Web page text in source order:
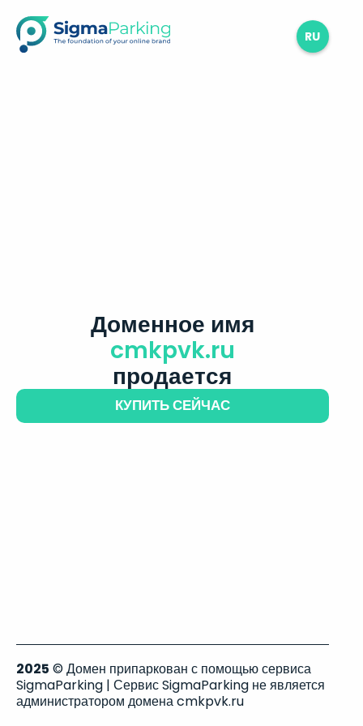
RU
Доменное имя
cmkpvk.ru
продается
КУПИТЬ СЕЙЧАС
2025 © Домен припаркован с помощью сервиса
SigmaParking | Сервис SigmaParking не является
администратором домена cmkpvk.ru